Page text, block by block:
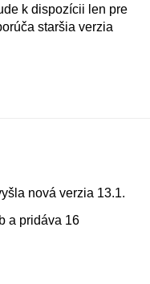
k dispozícii len pre
staršia verzia
nová verzia 13.1.
a pridáva 16